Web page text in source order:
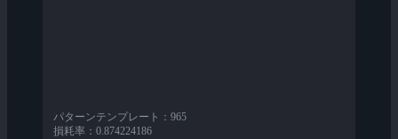
パターンテンプレート ： 965
損耗率 ： 0.874224186